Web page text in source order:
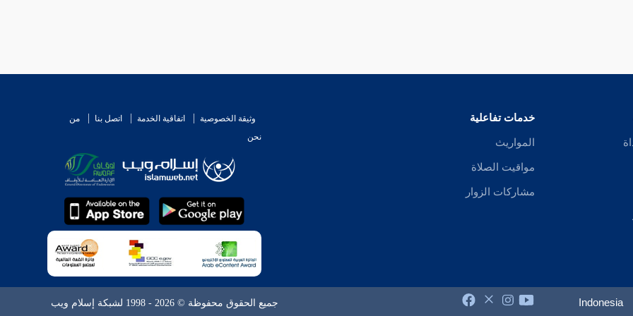
خدمات تفاعلية
المواريث
مواقيت الصلاة
مشاركات الزوار
وثيقة الخصوصية اتفاقية الخدمة اتصل بنا
من
نحن
Indonesia جميع الحقوق محفوظة © 2026 - 1998 لشبكة إسلام ويب